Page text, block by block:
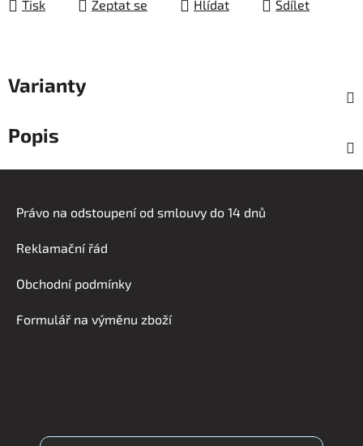
Tisk Zeptat se Hlídat Sdílet
Varianty
Popis
Právo na odstoupení od smlouvy do 14 dnů
Reklamační řád
Obchodní podmínky
Formulář na výměnu zboží